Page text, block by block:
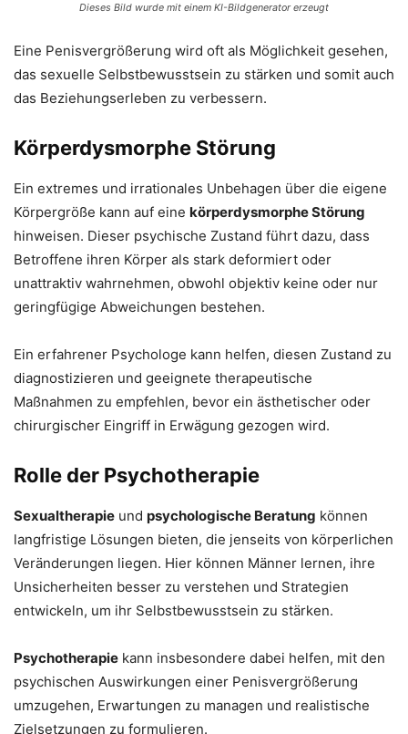
Dieses Bild wurde mit einem KI-Bildgenerator erzeugt
Eine Penisvergrößerung wird oft als Möglichkeit gesehen,
das sexuelle Selbstbewusstsein zu stärken und somit auch
das Beziehungserleben zu verbessern.
Körperdysmorphe Störung
Ein extremes und irrationales Unbehagen über die eigene
Körpergröße kann auf eine körperdysmorphe Störung
hinweisen. Dieser psychische Zustand führt dazu, dass
Betroffene ihren Körper als stark deformiert oder
unattraktiv wahrnehmen, obwohl objektiv keine oder nur
geringfügige Abweichungen bestehen.
Ein erfahrener Psychologe kann helfen, diesen Zustand zu
diagnostizieren und geeignete therapeutische
Maßnahmen zu empfehlen, bevor ein ästhetischer oder
chirurgischer Eingriff in Erwägung gezogen wird.
Rolle der Psychotherapie
Sexualtherapie und psychologische Beratung können
langfristige Lösungen bieten, die jenseits von körperlichen
Veränderungen liegen. Hier können Männer lernen, ihre
Unsicherheiten besser zu verstehen und Strategien
entwickeln, um ihr Selbstbewusstsein zu stärken.
Psychotherapie kann insbesondere dabei helfen, mit den
psychischen Auswirkungen einer Penisvergrößerung
umzugehen, Erwartungen zu managen und realistische
Zielsetzungen zu formulieren.